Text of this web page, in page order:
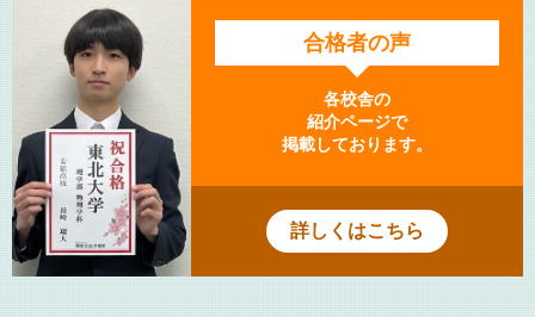
合格者の声
各校舎の
紹介ページで
掲載しております。
詳しくはこちら